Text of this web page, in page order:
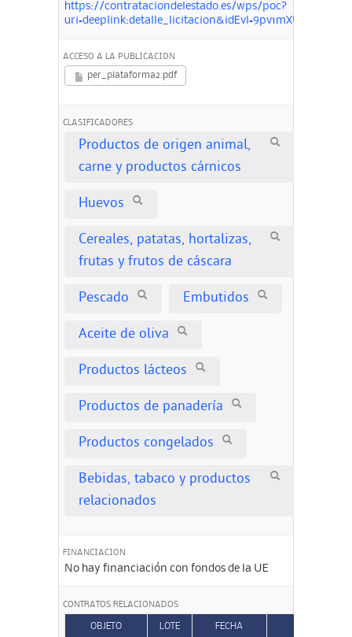
https://contrataciondelestado.es/wps/poc?
ACCESO A LA PUBLICACION
per_plataforma2.pdf
CLASIFICADORES
Productos de origen animal,
carne y productos cárnicos
Huevos
Cereales, patatas, hortalizas,
frutas y frutos de cáscara
Pescado Embutidos
Aceite de oliva
Productos lácteos
Productos de panadería
Productos congelados
Bebidas, tabaco y productos
relacionados
FINANCIACION
No hay financiación con fondos de la UE
CONTRATOS RELACIONADOS
OBJETO LOTE FECHA